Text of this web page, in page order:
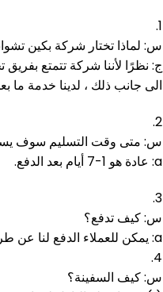
1.
س: لماذا تختار شركة بكين
ج: نظرًا لأننا شركة تتمتع
الى جانب ذلك ، لدينا خدمة ما
2.
س: متى وقت التسليم سوف
a: عادة هو 1-7 أيام بعد الدفع.
3.
س: كيف تدفع؟
a: يمكن للعملاء الدفع لنا عن طريق تحويل الأموال إلى حسابنا المصرفي الشركة (t / t) ، ويسترن يونيون ، خدمة الضمان ، alipay ، paypal.
4.
س: كيف السفينة؟